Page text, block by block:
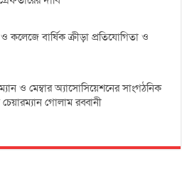
কলেজে বার্ষিক ক্রীড়া প্রতিযোগিতা ও
ও মেম্বার অ্যাসোসিয়েশনের সাংগঠনিক
গোলাম রব্বানী